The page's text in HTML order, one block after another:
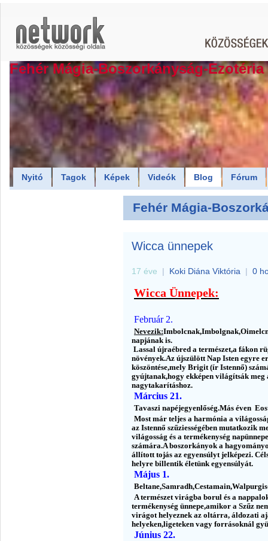
Fehér Mágia-Boszorkányság-Ezotéria
Nyitó Tagok Képek Videók Blog Fórum
Fehér Mágia-
Wicca ünnepek
17 éve | Koki Diána Viktória | 0
Wicca Ünnepek:
Február 2.
Nevezik:
napjának is.
Lassal újraébred a természet,a fákon
növények.Az újszülött Nap Isten egyre
köszöntése,mely Brigit (ír Istennő)
gyújtanak,hogy ekképen világítsák meg
nagytakarításhoz.
Március 21.
Tavaszi napéjegyenlőség.Más éven
Most már teljes a harmónia a
az Istennő szűziességében mutatkozik
világosság és a termékenység
számára.A boszorkányok a
állított tojás az egyensúlyt jelképezi.
helyre billentik életünk egyensúlyát.
Május 1.
A természet virágba borul és a
termékenység ünnepe,amikor a Szűz
virágot helyeznek az oltárra, áldozati
helyeken,ligeteken vagy forrásoknál
Június 22.